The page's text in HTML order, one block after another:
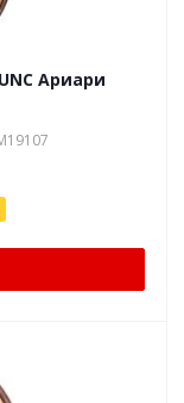
Ариари